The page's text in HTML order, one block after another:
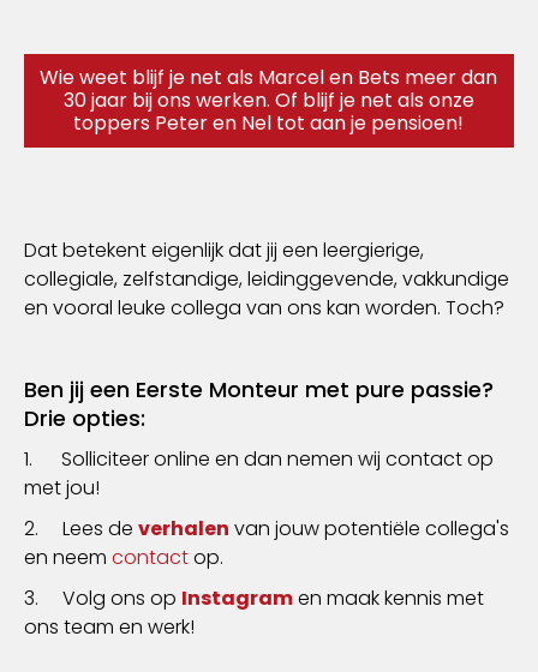
Wie weet blijf je net als Marcel en Bets meer dan
30 jaar bij ons werken. Of blijf je net als onze
toppers Peter en Nel tot aan je pensioen!
Dat betekent eigenlijk dat jij een leergierige,
collegiale, zelfstandige, leidinggevende, vakkundige
en vooral leuke collega van ons kan worden. Toch?
Ben jij een Eerste Monteur met pure passie?
Drie opties:
1. Solliciteer online en dan nemen wij contact op
met jou!
2. Lees de verhalen van jouw potentiële collega's
en neem contactop.
3. Volg ons op Instagramen maak kennis met
ons team en werk!